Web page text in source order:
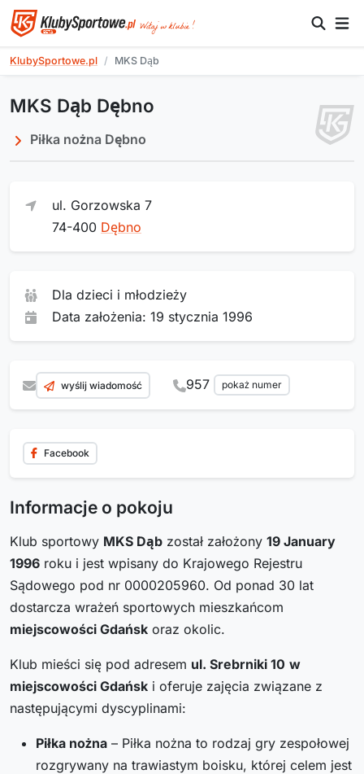
KlubySportowe.pl MKS Dąb
MKS Dąb Dębno
Piłka nożna Dębno
ul. Gorzowska 7
74-400 Dębno
Dla dzieci i młodzieży
Data założenia: 19 stycznia 1996
wyślij wiadomość 957 pokaż numer
Facebook
Informacje o pokoju
Klub sportowy MKS Dąb został założony 19 January
1996 roku i jest wpisany do Krajowego Rejestru
Sądowego pod nr 0000205960. Od ponad 30 lat
dostarcza wrażeń sportowych mieszkańcom
miejscowości Gdańsk oraz okolic.
Klub mieści się pod adresem ul. Srebrniki 10 w
miejscowości Gdańsk i oferuje zajęcia związane z
następującymi dyscyplinami:
Piłka nożna – Piłka nożna to rodzaj gry zespołowej
rozgrywany na trawiastym boisku, której celem jest